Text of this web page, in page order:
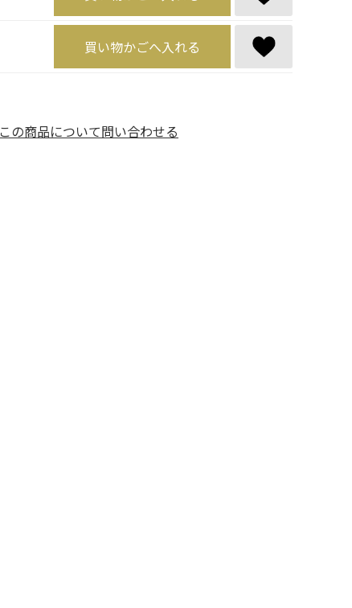
買い物かごへ入れる
この商品について問い合わせる